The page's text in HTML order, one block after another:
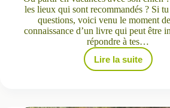
les lieux qui sont recommandés ? Si tu
questions, voici venu le moment
connaissance d’un livre qui peut être
répondre à tes…
Lire la suite
Partir
en